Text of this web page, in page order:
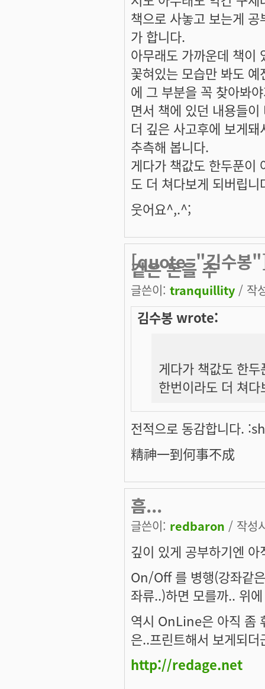
책으로 사놓고 보는게
가 합니다.
아무래도 가까운데 책이
꽃혀있는 모습만 봐도
에 그 부분을 꼭 찾아봐
면서 책에 있던 내용들
더 깊은 사고후에 보게
추측해 봅니다.
게다가 책값도 한두푼이
도 더 쳐다보게 되버립니
웃어요^,.^;
[quote="김수봉"]
같은 돈을 주
글쓴이: tranquillity / 작
김수봉 wrote:
게다가 책값도 한
한번이라도 더 쳐
전적으로 동감합니다.
精神一到何事不成
흠...
글쓴이: redbaron / 작성
깊이 있게 공부하기엔
On/Off 를 병행(강좌같
좌류..)하면 모를까.. 위
역시 OnLine은 아직 좀
은..프린트해서 보게되
http://redage.net